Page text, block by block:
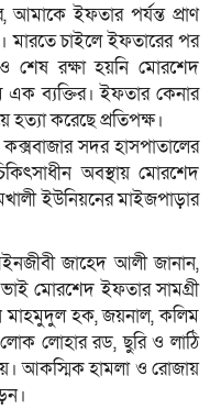
আমাকে ইফতার পর্যন্ত প্রাণ
মারতে চাইলে ইফতারের পর
শেষ রক্ষা হয়নি মোরশেদ
ব্যক্তির। ইফতার কেনার
করেছে প্রতিপক্ষ।
সদর হাসপাতালের
অবস্থায় মোরশেদ
ইউনিয়নের মাইজপাড়ার
জাহেদ আলী জানান,
মোরশেদ ইফতার সামগ্রী
মাহমুদুল হক, জয়নাল, কলিম
লোহার রড, ছুরি ও লাঠি
আকস্মিক হামলা ও রোজায়